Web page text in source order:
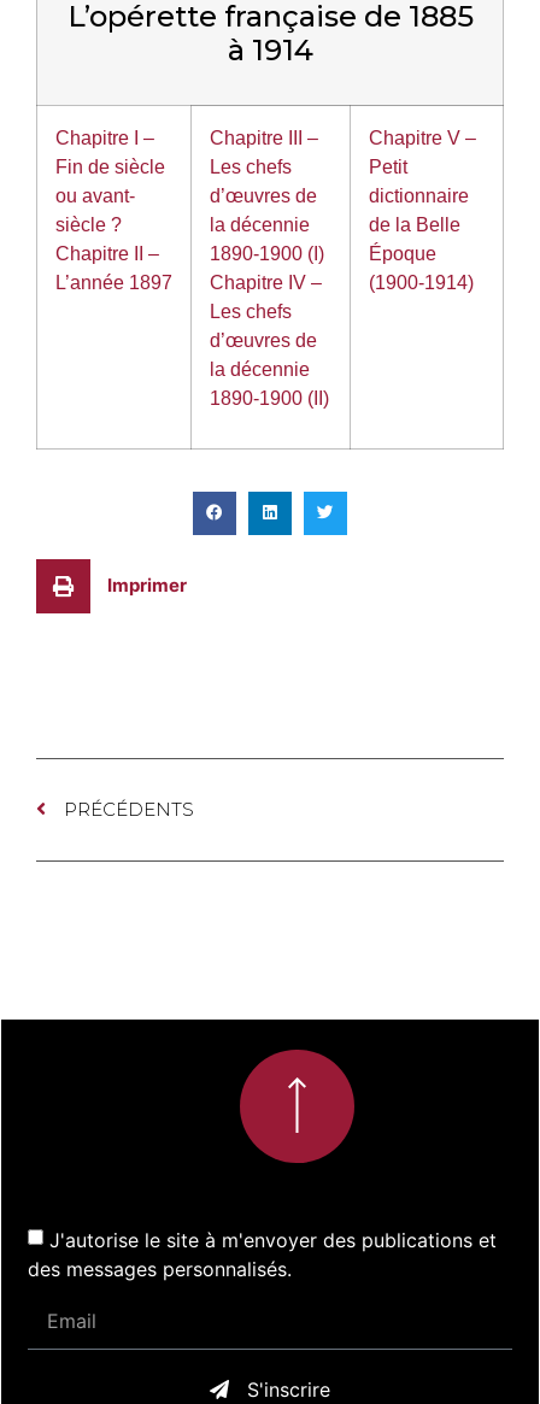
L’opérette française de 1885
à 1914
Chapitre I –
Fin de siècle
ou avant-
siècle ?
Chapitre II –
L’année 1897
Chapitre III –
Les chefs
d’œuvres de
la décennie
1890-1900 (I)
Chapitre IV –
Les chefs
d’œuvres de
la décennie
1890-1900 (II)
Chapitre V –
Petit
dictionnaire
de la Belle
Époque
(1900-1914)
Imprimer
PRÉCÉDENTS
J'autorise le site à m'envoyer des publications et
des messages personnalisés.
S'inscrire